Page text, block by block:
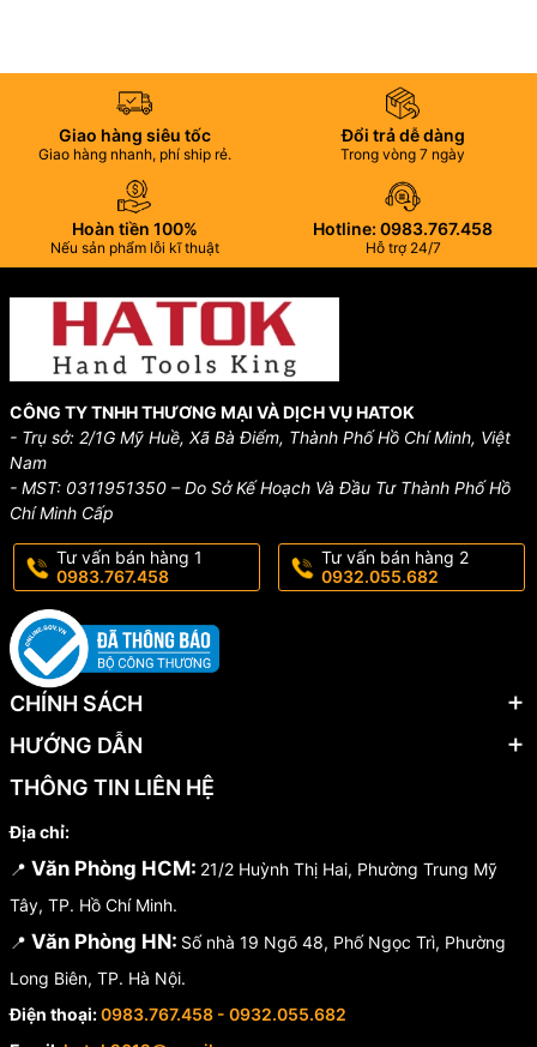
Giao hàng siêu tốc
Giao hàng nhanh, phí ship rẻ.
Đổi trả dễ dàng
Trong vòng 7 ngày
Hoàn tiền 100%
Nếu sản phẩm lỗi kĩ thuật
Hotline: 0983.767.458
Hỗ trợ 24/7
CÔNG TY TNHH THƯƠNG MẠI VÀ DỊCH VỤ HATOK
- Trụ sở: 2/1G Mỹ Huề, Xã Bà Điểm, Thành Phố Hồ Chí Minh, Việt
Nam
- MST: 0311951350 – Do Sở Kế Hoạch Và Đầu Tư Thành Phố Hồ
Chí Minh Cấp
Tư vấn bán hàng 1
0983.767.458
Tư vấn bán hàng 2
0932.055.682
CHÍNH SÁCH
HƯỚNG DẪN
THÔNG TIN LIÊN HỆ
Địa chỉ:
📍 Văn Phòng HCM: 21/2 Huỳnh Thị Hai, Phường Trung Mỹ
Tây, TP. Hồ Chí Minh.
📍 Văn Phòng HN: Số nhà 19 Ngõ 48, Phố Ngọc Trì, Phường
Long Biên, TP. Hà Nội.
Điện thoại:0983.767.458 - 0932.055.682